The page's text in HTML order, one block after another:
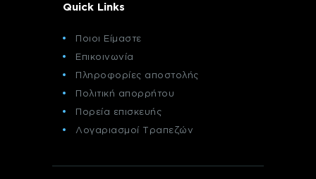
Quick Links
Ποιοι Είμαστε
Επικοινωνία
Πληροφορίες αποστολής
Πολιτική απορρήτου
Πορεία επισκευής
Λογαριασμοί Τραπεζών